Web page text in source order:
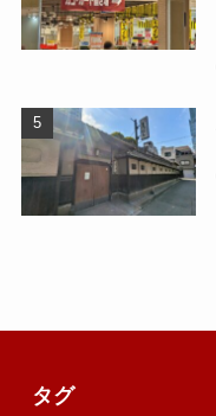
タグ